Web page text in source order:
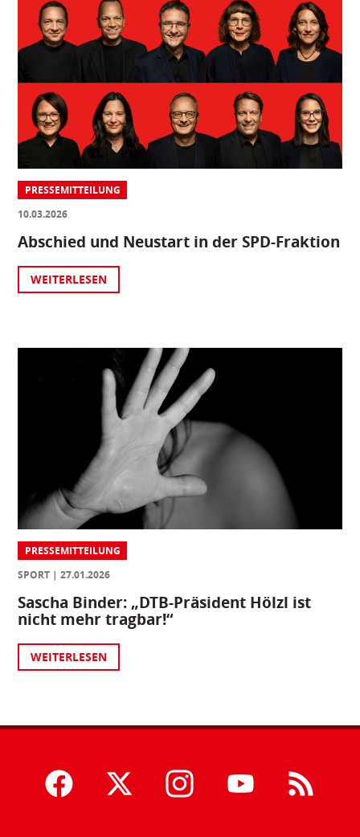
PRESSEMITTEILUNG
10.03.2026
Abschied und Neustart in der SPD-Fraktion
WEITERLESEN
PRESSEMITTEILUNG
SPORT
27.01.2026
Sascha Binder: „DTB-Präsident Hölzl ist
nicht mehr tragbar!“
WEITERLESEN